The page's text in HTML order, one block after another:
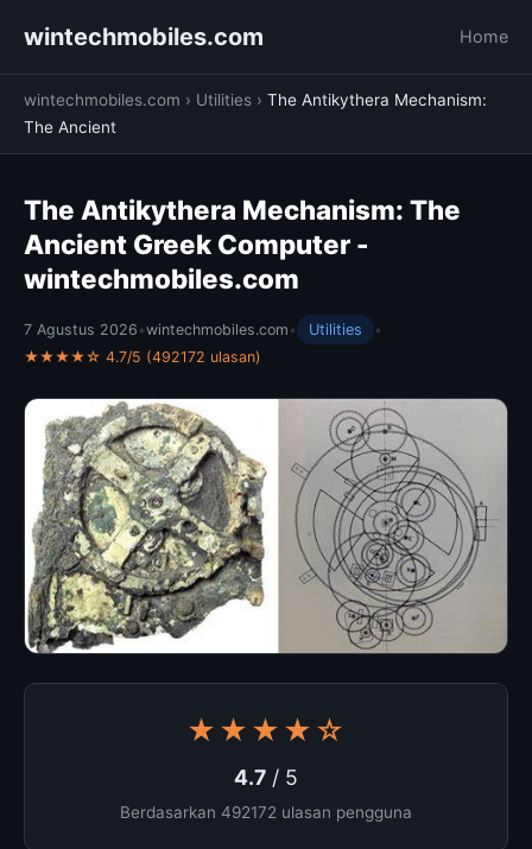
wintechmobiles.com Home
wintechmobiles.com › Utilities › The Antikythera Mechanism:
The Ancient
The Antikythera Mechanism: The
Ancient Greek Computer -
wintechmobiles.com
7 Agustus 2026 •wintechmobiles.com • Utilities
•
★★★★☆ 4.7/5 (492172 ulasan)
★★★★☆
4.7 / 5
Berdasarkan 492172 ulasan pengguna